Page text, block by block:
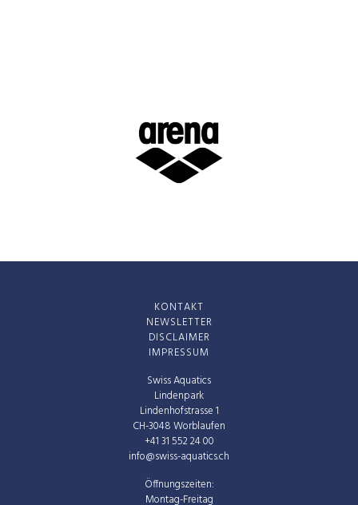
Swiss Aquatics
Lindenpark
Lindenhofstrasse 1
CH-3048 Worblaufen
+41 31 552 24 00
info@swiss-aquatics.ch
Öffnungszeiten:
Montag-Freitag
KONTAKT
NEWSLETTER
DISCLAIMER
IMPRESSUM